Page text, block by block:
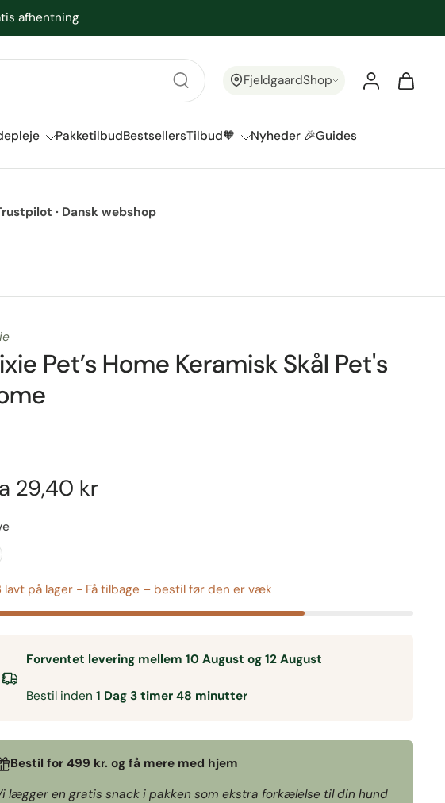
kunder
FjeldgaardShop
PakketilbudBestsellersTilbud🧡 Nyheder 🎉Guides
· Dansk webshop
Pet’s Home Keramisk Skål Pet's
29,40 kr
lavt på lager - Få tilbage – bestil før den er væk
Forventet levering mellem 10 August og 12 August
Bestil inden 1 Dag 3 timer 48 minutter
Bestil for 499 kr. og få mere med hjem
lægger en gratis snack i pakken som ekstra forkælelse til din hund